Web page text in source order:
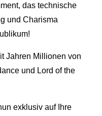
das technische
und Charisma
Jahren Millionen von
und Lord of the
exklusiv auf Ihre